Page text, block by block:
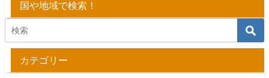
国や地域で検索！
カテゴリー